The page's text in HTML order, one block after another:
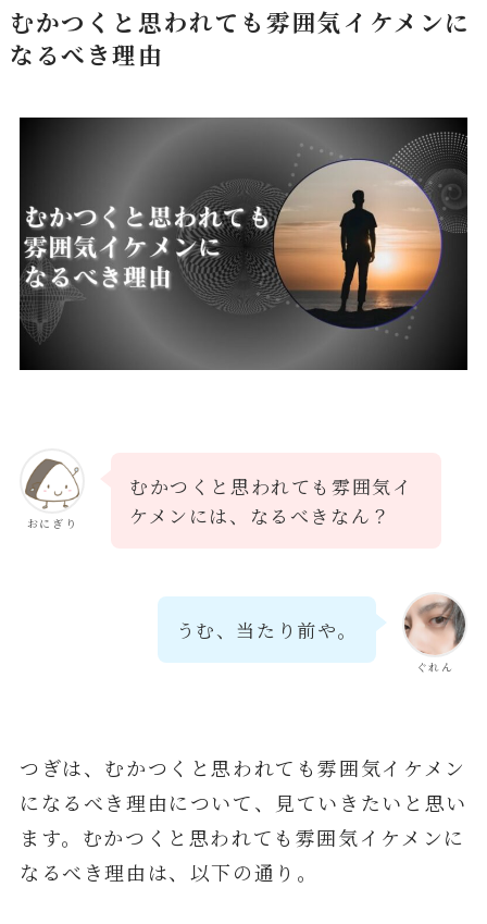
むかつくと思われても雰囲気イケメンに
なるべき理由
おにぎり
むかつくと思われても雰囲気イ
ケメンには、なるべきなん？
ぐれん
うむ、当たり前や。
つぎは、むかつくと思われても雰囲気イケメン
になるべき理由について、見ていきたいと思い
ます。むかつくと思われても雰囲気イケメンに
なるべき理由は、以下の通り。